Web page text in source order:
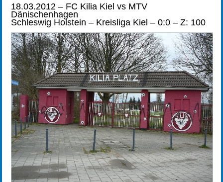
18.03.2012 – FC Kilia Kiel vs MTV
Dänischenhagen
Schleswig Holstein – Kreisliga Kiel – 0:0 – Z: 100